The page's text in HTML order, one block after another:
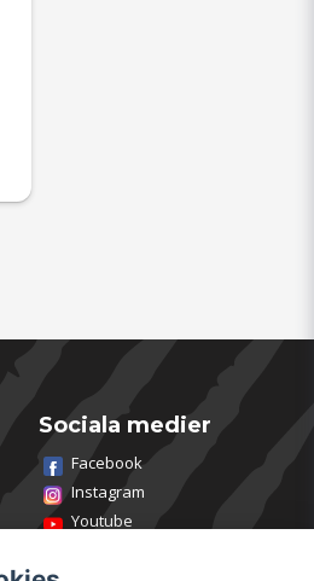
Sociala medier
Facebook
Instagram
Youtube